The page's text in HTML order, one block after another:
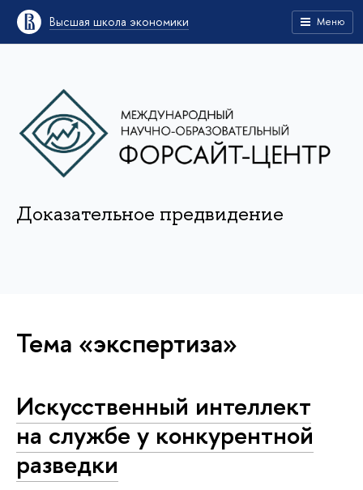
Высшая школа экономики Меню
Доказательное предвидение
Тема «экспертиза»
Искусственный интеллект
на службе у конкурентной
разведки